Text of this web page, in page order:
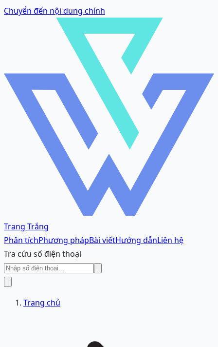
Chuyển đến nội dung chính
Trang Trắng
Phân tíchPhương phápBài viếtHướng dẫnLiên hệ
Tra cứu số điện thoại
Trang chủ